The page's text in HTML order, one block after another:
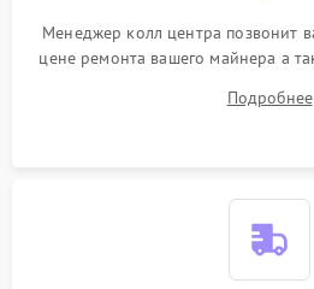
Менеджер колл центра позвонит
цене ремонта вашего майнера а
Подробнее